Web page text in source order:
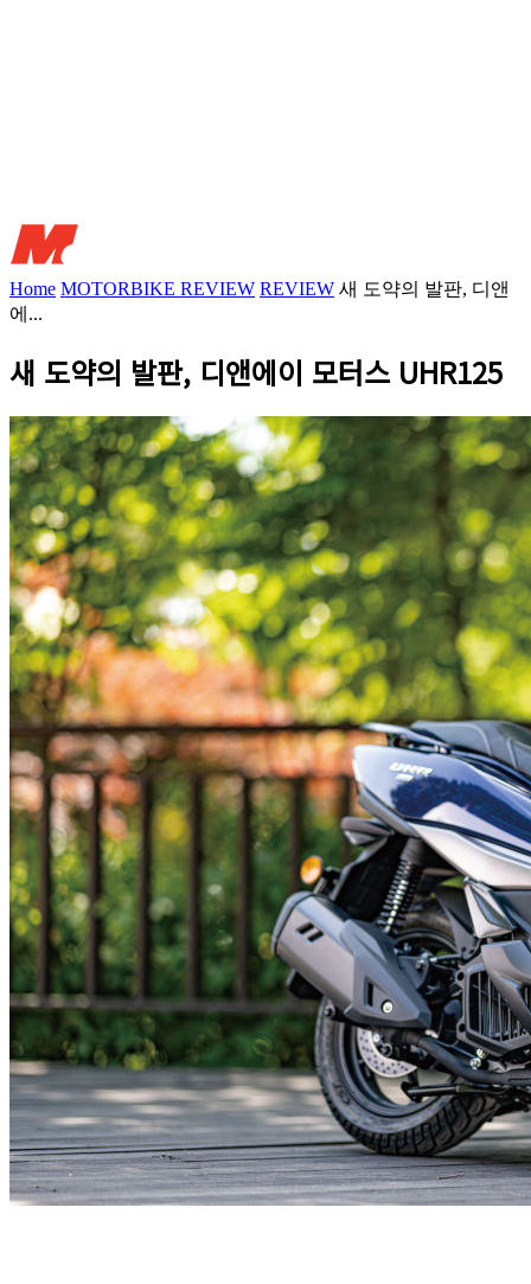
Home MOTORBIKE REVIEW REVIEW 새 도약의 발판, 디앤
에...
새 도약의 발판, 디앤에이 모터스 UHR125